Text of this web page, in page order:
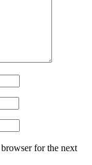
for the next